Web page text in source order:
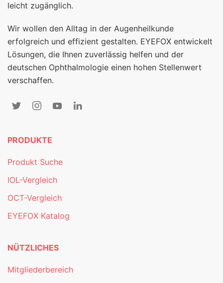
leicht zugänglich.
Wir wollen den Alltag in der Augenheilkunde
erfolgreich und effizient gestalten. EYEFOX entwickelt
Lösungen, die Ihnen zuverlässig helfen und der
deutschen Ophthalmologie einen hohen Stellenwert
verschaffen.
PRODUKTE
Produkt Suche
IOL-Vergleich
OCT-Vergleich
EYEFOX Katalog
NÜTZLICHES
Mitgliederbereich